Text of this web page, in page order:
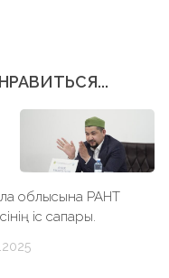
облысына РАНТ
іс сапары.